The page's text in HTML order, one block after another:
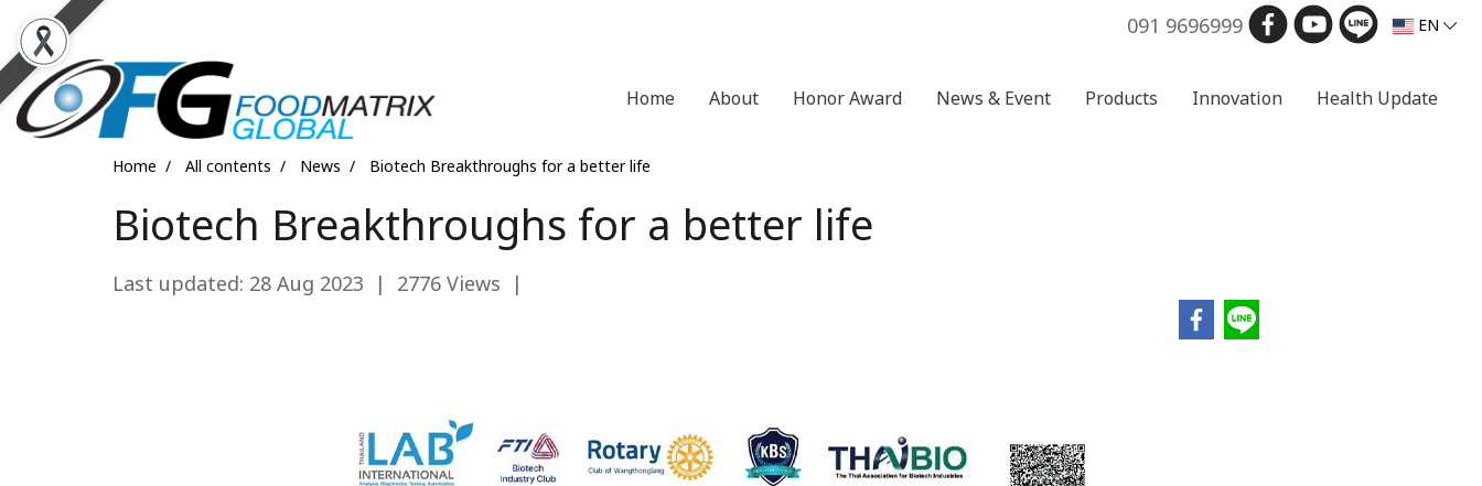
091 9696999 EN
Home About Honor Award News & Event Products Innovation Health Update
Home All contents News Biotech Breakthroughs for a better life
Biotech Breakthroughs for a better life
Last updated: 28 Aug 2023 | 2776 Views |